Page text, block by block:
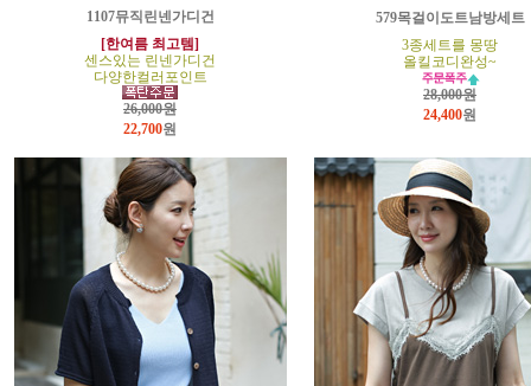
1107뮤직린넨가디건
[한여름 최고템]
센스있는 린넨가디건
다양한컬러포인트
26,000원
22,700원
579목걸이도트남방세트
3종세트를 몽땅
올킬코디완성~
28,000원
24,400원